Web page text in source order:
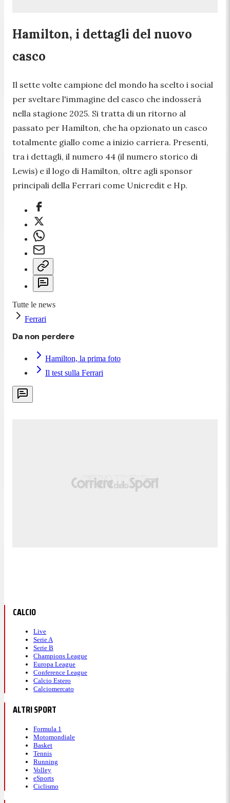
Hamilton, i dettagli del nuovo
casco
Il sette volte campione del mondo ha scelto i social
per sveltare l'immagine del casco che indosserà
nella stagione 2025. Si tratta di un ritorno al
passato per Hamilton, che ha opzionato un casco
totalmente giallo come a inizio carriera. Presenti,
tra i dettagli, il numero 44 (il numero storico di
Lewis) e il logo di Hamilton, oltre agli sponsor
principali della Ferrari come Unicredit e Hp.
Tutte le news
Ferrari
Da non perdere
Hamilton, la prima foto
Il test sulla Ferrari
CALCIO
Live
Serie A
Serie B
Champions League
Europa League
Conference League
Calcio Estero
Calciomercato
ALTRI SPORT
Formula 1
Motomondiale
Basket
Tennis
Running
Volley
eSports
Ciclismo